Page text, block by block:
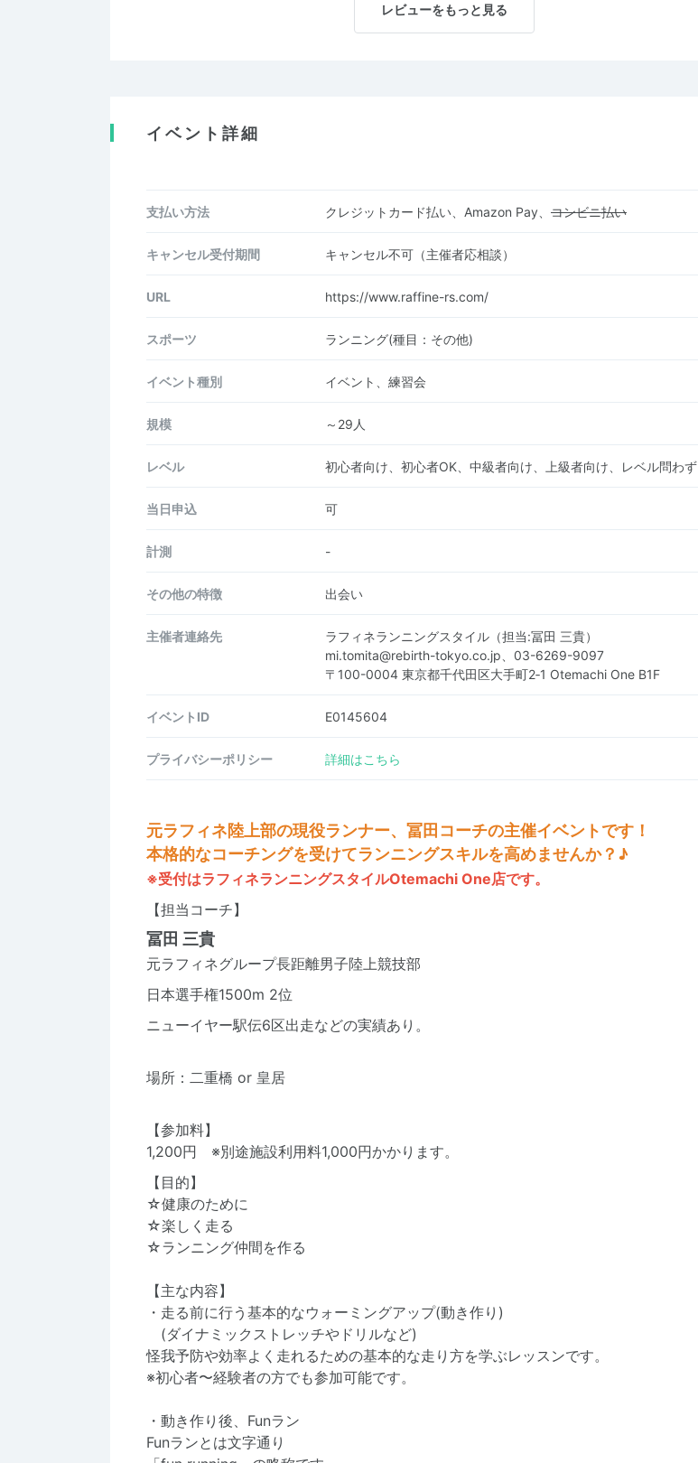
レビューをもっと見る
イベント詳細
支払い方法 クレジットカード払い、Amazon Pay、 コンビニ払い
キャンセル受付期間 キャンセル不可（主催者応相談）
URL https://www.raffine-rs.com/
スポーツ ランニング(種目：その他)
イベント種別 イベント、練習会
規模 ～29人
レベル 初心者向け、初心者OK、中級者向け、上級者向け、レベル問わず
当日申込 可
計測 -
その他の特徴 出会い
主催者連絡先
ラフィネランニングスタイル（担当:冨田 三貴）
mi.tomita@rebirth-tokyo.co.jp、03-6269-9097
〒100-0004 東京都千代田区大手町2‐1 Otemachi One B1F
イベントID E0145604
プライバシーポリシー 詳細はこちら
元ラフィネ陸上部の現役ランナー、冨田コーチの主催イベントです！
本格的なコーチングを受けてランニングスキルを高めませんか？♪
※受付はラフィネランニングスタイルOtemachi One店です。
【担当コーチ】
冨田 三貴
元ラフィネグループ長距離男子陸上競技部
日本選手権1500m 2位
ニューイヤー駅伝6区出走などの実績あり。
場所：二重橋 or 皇居
【参加料】
1,200円 ※別途施設利用料1,000円かかります。
【目的】
☆健康のために
☆楽しく走る
☆ランニング仲間を作る
【主な内容】
・走る前に行う基本的なウォーミングアップ(動き作り)
(ダイナミックストレッチやドリルなど)
怪我予防や効率よく走れるための基本的な走り方を学ぶレッスンです。
※初心者〜経験者の方でも参加可能です。
・動き作り後、Funラン
Funランとは文字通り